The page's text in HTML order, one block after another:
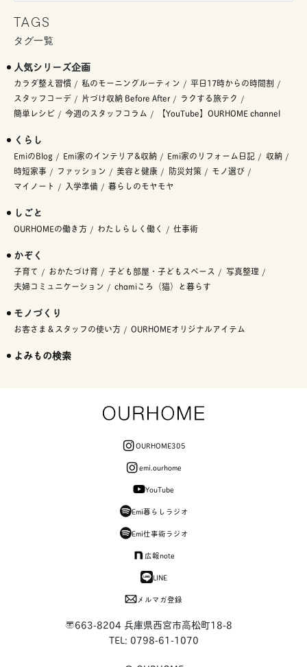
TAGS
タグ一覧
人気シリーズ企画
カラダ整え習慣 私のモーニングルーティン
平日17時からの時間割
スタッフコーデ
片づけ収納 Before After
ラクする旅テク
簡単レシピ
今週のスタッフコラム 【YouTube】OURHOME channel
くらし
EmiのBlog Emi家のインテリア&収納 Emi家のリフォーム日記
収納
時短家事
ファッション 美容と健康 防災対策
モノ選び
マイノート
入学準備 暮らしのモヤモヤ
しごと
OURHOMEの働き方 わたしらしく働く 仕事術
かぞく
子育て おかたづけ育 子ども部屋・子どもスペース
写真整理
夫婦コミュニケーション
chamiころ（猫）と暮らす
モノづくり
お客さま＆スタッフの使い方 OURHOMEオリジナルアイテム
よみもの検索
OURHOME305
emi.ourhome
YouTube
Emi暮らしラジオ
Emi仕事術ラジオ
広報note
LINE
メルマガ登録
〒663-8204 兵庫県西宮市高松町18-8
TEL: 0798-61-1070